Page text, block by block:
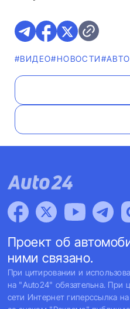
#ВИДЕО#НОВОСТИ
Проект об
ними связано.
При цитировании и
на "Auto24" обязательна. При
сети Интернет гиперссылка